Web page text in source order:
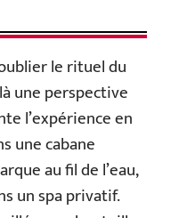
le rituel du
une perspective
l’expérience en
une cabane
au fil de l’eau,
un spa privatif.